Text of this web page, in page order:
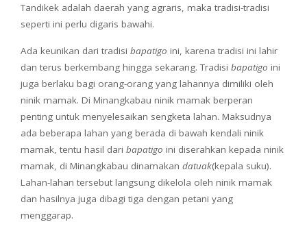
Tandikek adalah daerah yang agraris, maka tradisi-tradisi
seperti ini perlu digaris bawahi.
Ada keunikan dari tradisi bapatigo ini, karena tradisi ini lahir
dan terus berkembang hingga sekarang. Tradisi bapatigo ini
juga berlaku bagi orang-orang yang lahannya dimiliki oleh
ninik mamak. Di Minangkabau ninik mamak berperan
penting untuk menyelesaikan sengketa lahan. Maksudnya
ada beberapa lahan yang berada di bawah kendali ninik
mamak, tentu hasil dari bapatigo ini diserahkan kepada ninik
mamak, di Minangkabau dinamakan datuak(kepala suku).
Lahan-lahan tersebut langsung dikelola oleh ninik mamak
dan hasilnya juga dibagi tiga dengan petani yang
menggarap.